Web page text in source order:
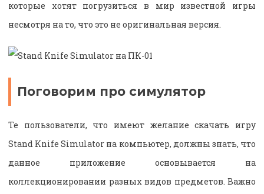
которые хотят погрузиться в мир известной игры
несмотря на то, что это не оригинальная версия.
Поговорим про симулятор
Те пользователи, что имеют желание скачать игру
Stand Knife Simulator на компьютер, должны знать, что
данное приложение основывается на
коллекционировании разных видов предметов. Важно